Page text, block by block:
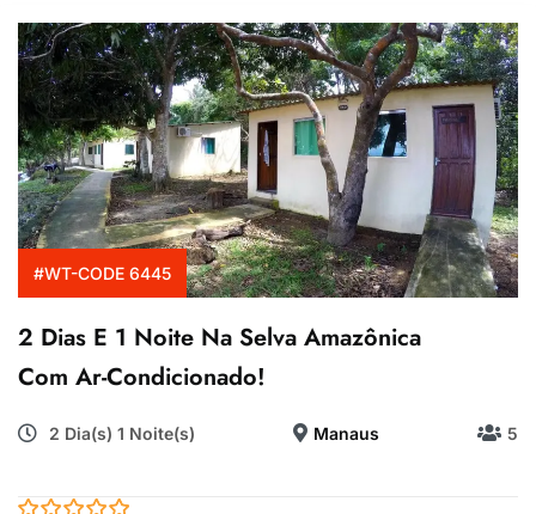
#WT-CODE 6445
2 Dias E 1 Noite Na Selva Amazônica
Com Ar-Condicionado!
2 Dia(s) 1 Noite(s) Manaus 5